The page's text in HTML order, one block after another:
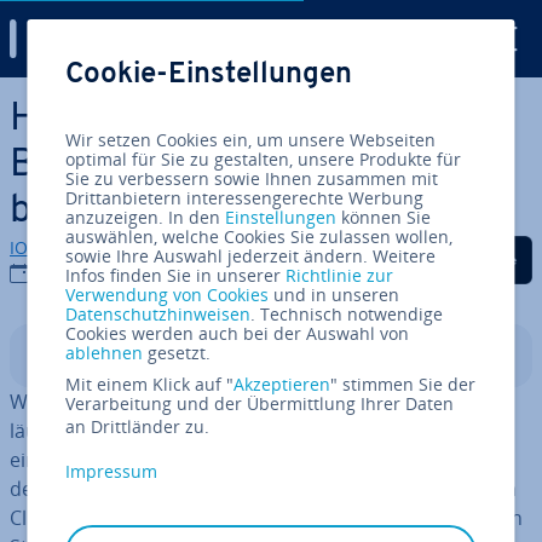
Zum Haupt­in­halt springen
HTTP 400 (Bad Request):
Bedeutung und Feh­ler­be­he­
bung
IONOS Redaktion
16.08.2019
Auf Facebook teilen
Auf Twitter teilen
Auf LinkedIn
In­halts­ver­zeich­nis
Wenn Sie täglich im Internet surfen, läuft nicht immer
läuft alles so, wie es soll. Ge­le­gent­lich zeigt Ihr Browser
einen Sta­tus­code statt des ge­wünsch­ten Inhalts an. Bei
der Kom­mu­ni­ka­ti­on zwischen dem Webserver und dem
Client – also Ihrem Browser – werden zwar grund­sätz­lich
Cookie-Einstellungen
Wir setzen Cookies ein, um unsere Webseiten
optimal für Sie zu gestalten, unsere Produkte für
Sie zu verbessern sowie Ihnen zusammen mit
Drittanbietern interessengerechte Werbung
anzuzeigen. In den Einstellungen können Sie
auswählen, welche Cookies Sie zulassen wollen,
sowie Ihre Auswahl jederzeit ändern. Weitere
Infos finden Sie in unserer Richtlinie zur
Verwendung von Cookies und in unseren
Datenschutzhinweisen. Technisch notwendige
Cookies werden auch bei der Auswahl von
ablehnen gesetzt.
Mit einem Klick auf "Akzeptieren" stimmen Sie der
Verarbeitung und der Übermittlung Ihrer Daten
an Drittländer zu.
Impressum